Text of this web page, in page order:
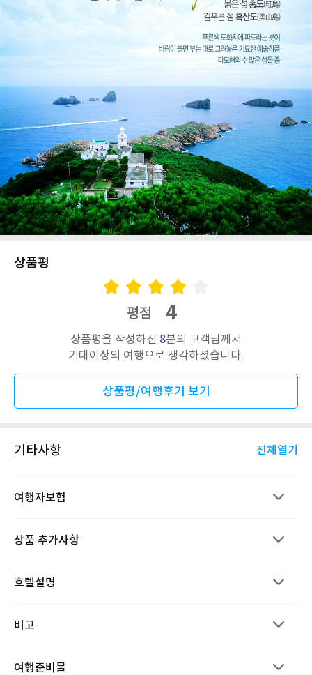
상품평
평점 4
상품평을 작성하신 8분의 고객님께서
기대이상의 여행으로 생각하셨습니다.
상품평/여행후기 보기
기타사항 전체열기
여행자보험
상품 추가사항
호텔설명
비고
여행준비물